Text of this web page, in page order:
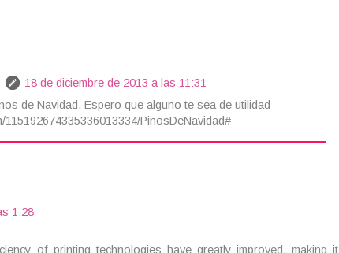
18 de diciembre de 2013 a las 11:31
de Navidad. Espero que alguno te sea de utilidad
PinosDeNavidad#
1:28
of printing technologies have greatly improved, making it